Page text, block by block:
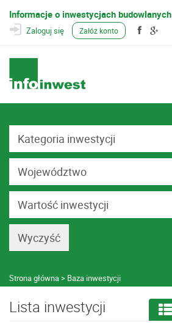
Informacje o inwestycjach budowlanych
Zaloguj się Załóż konto
Kategoria inwestycji
Województwo
Wartość inwestycji
Strona główna Baza inwestycji
Lista inwestycji